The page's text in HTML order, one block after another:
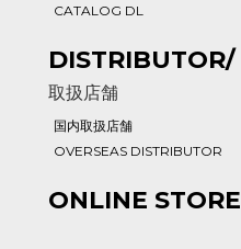
CATALOG DL
DISTRIBUTOR/
取扱店舗
国内取扱店舗
OVERSEAS DISTRIBUTOR
ONLINE STORE